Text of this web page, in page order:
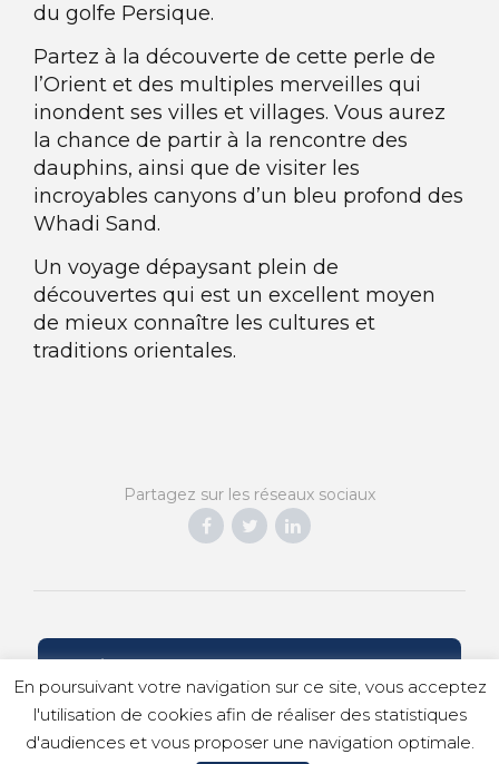
du golfe Persique.
Partez à la découverte de cette perle de
l’Orient et des multiples merveilles qui
inondent ses villes et villages. Vous aurez
la chance de partir à la rencontre des
dauphins, ainsi que de visiter les
incroyables canyons d’un bleu profond des
Whadi Sand.
Un voyage dépaysant plein de
découvertes qui est un excellent moyen
de mieux connaître les cultures et
traditions orientales.
Partagez sur les réseaux sociaux
En poursuivant votre navigation sur ce site, vous acceptez
l'utilisation de cookies afin de réaliser des statistiques
d'audiences et vous proposer une navigation optimale.